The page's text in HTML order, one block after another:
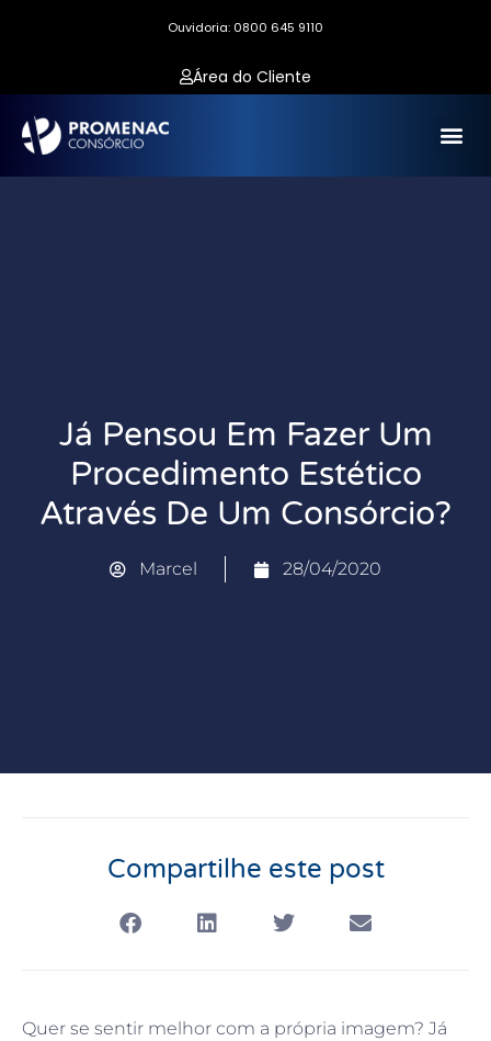
Ouvidoria: 0800 645 9110
Área do Cliente
Já Pensou Em Fazer Um
Procedimento Estético
Através De Um Consórcio?
Marcel 28/04/2020
Compartilhe este post
Quer se sentir melhor com a própria imagem? Já